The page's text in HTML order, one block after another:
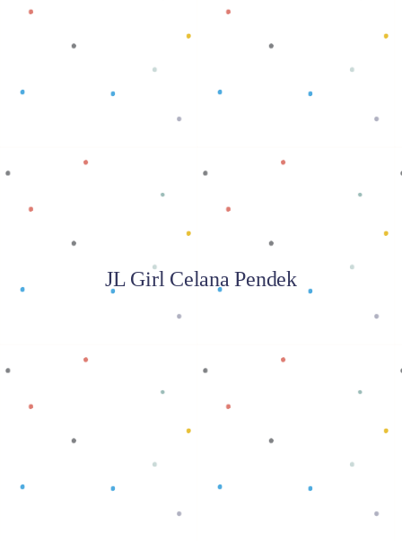
JL Girl Celana Pendek
Baca selengkapnya